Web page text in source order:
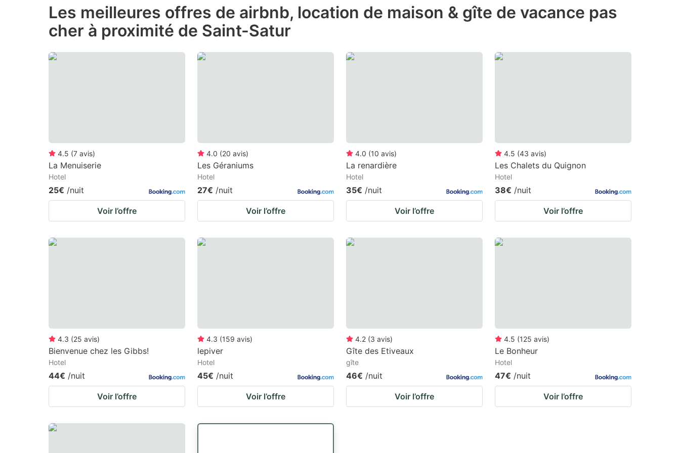
the
question
for
changing
the
question
for
changing
Les meilleures offres de airbnb, location de maison & gîte de vacance pas
cher à proximité de Saint-Satur
4.5 (7 avis)
La Menuiserie
Hotel
25€ /nuit
Voir l’offre
4.0 (20 avis)
Les Géraniums
Hotel
27€ /nuit
Voir l’offre
4.0 (10 avis)
La renardière
Hotel
35€ /nuit
Voir l’offre
4.5 (43 avis)
Les Chalets du Quignon
Hotel
38€ /nuit
Voir l’offre
4.3 (25 avis)
Bienvenue chez les Gibbs!
Hotel
44€ /nuit
Voir l’offre
4.3 (159 avis)
lepiver
Hotel
45€ /nuit
Voir l’offre
4.2 (3 avis)
Gîte des Etiveaux
gîte
46€ /nuit
Voir l’offre
4.5 (125 avis)
Le Bonheur
Hotel
47€ /nuit
Voir l’offre